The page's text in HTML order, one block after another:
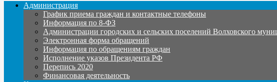
Администрация
График приема граждан и контактные телефоны
Информация по 8-ФЗ
Администрации городских и сельских поселений Волховского
Электронная форма обращений
Информация по обращениям граждан
Исполнение указов Президента РФ
Перепись 2020
Финансовая деятельность